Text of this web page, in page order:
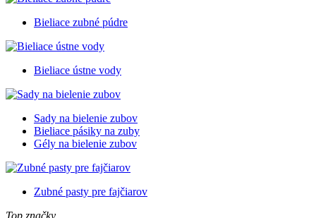
Bieliace zubné púdre
Bieliace ústne vody
Sady na bielenie zubov
Bieliace pásiky na zuby
Gély na bielenie zubov
Zubné pasty pre fajčiarov
Top značky